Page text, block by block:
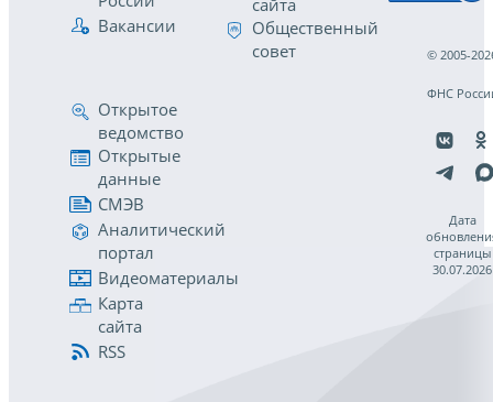
Вакансии
сайта
Общественный
совет
Открытое
ведомство
Открытые
данные
СМЭВ
Аналитический
портал
Видеоматериалы
Карта
сайта
RSS
© 2005-
ФНС
Дата
страницы
30.07.2026